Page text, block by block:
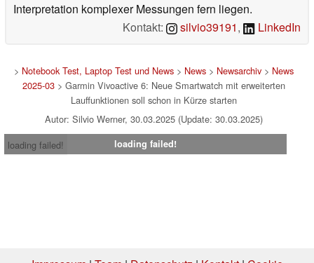
Interpretation komplexer Messungen fern liegen.
Kontakt:
silvio39191, LinkedIn
> Notebook Test, Laptop Test und News> News> Newsarchiv> News
2025-03> Garmin Vivoactive 6: Neue Smartwatch mit erweiterten
Lauffunktionen soll schon in Kürze starten
Autor: Silvio Werner, 30.03.2025 (Update: 30.03.2025)
loading failed!
loading failed!